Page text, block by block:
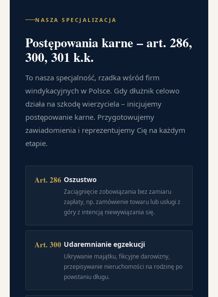
NASZA SPECJALIZACJA
Postępowania karne – art. 286,
300, 301 k.k.
To nasza specjalność, rzadka wśród firm
windykacyjnych w Polsce. Gdy dłużnik celowo
działa na szkodę wierzyciela – inicjujemy
postępowanie karne. Przygotowujemy
zawiadomienia i reprezentujemy Cię na każdym
etapie.
Art. 286 Oszustwo
Zaciągnięcie zobowiązania bez zamiaru
zapłaty, np. zamówienie towaru lub usługi z
góry z intencją niewywiązania się.
Art. 300 Udaremnianie egzekucji
Ukrywanie majątku, fikcyjne darowizny,
przepisywanie nieruchomości na rodzinę po
powstaniu długu.